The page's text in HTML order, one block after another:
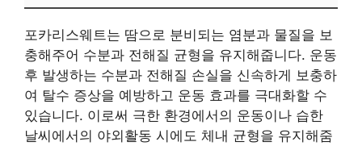
포카리스웨트는 땀으로 분비되는 염분과 물질을 보
충해주어 수분과 전해질 균형을 유지해줍니다. 운동
후 발생하는 수분과 전해질 손실을 신속하게 보충하
여 탈수 증상을 예방하고 운동 효과를 극대화할 수
있습니다. 이로써 극한 환경에서의 운동이나 습한
날씨에서의 야외활동 시에도 체내 균형을 유지해줌